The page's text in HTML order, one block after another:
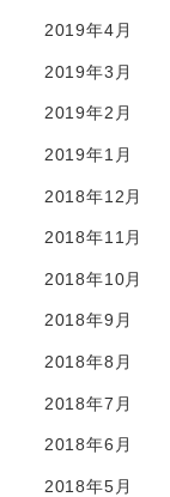
2019年4月
2019年3月
2019年2月
2019年1月
2018年12月
2018年11月
2018年10月
2018年9月
2018年8月
2018年7月
2018年6月
2018年5月